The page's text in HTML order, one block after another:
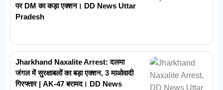
पर DM का कड़ा एक्शन। DD News Uttar
Pradesh
Jharkhand Naxalite Arrest: दलमा
जंगल में सुरक्षाबलों का बड़ा एक्शन, 3 माओवादी
गिरफ्तार | AK-47 बरामद। DD News